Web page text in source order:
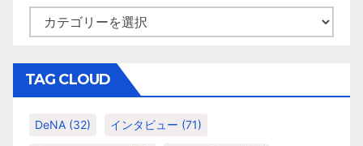
テ
リ
TAG CLOUD
DeNA (32) インタビュー (71)